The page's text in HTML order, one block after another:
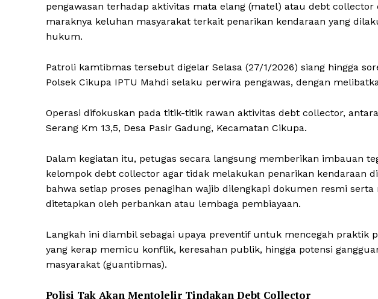
pengawasan terhadap aktivitas mata elang (matel) atau debt
maraknya keluhan masyarakat terkait penarikan kendaraan yang
hukum.
Patroli kamtibmas tersebut digelar Selasa (27/1/2026) siang hingga
Polsek Cikupa IPTU Mahdi selaku perwira pengawas, dengan
Operasi difokuskan pada titik-titik rawan aktivitas debt collector,
Serang Km 13,5, Desa Pasir Gadung, Kecamatan Cikupa.
Dalam kegiatan itu, petugas secara langsung memberikan imbauan
kelompok debt collector agar tidak melakukan penarikan kendaraan
bahwa setiap proses penagihan wajib dilengkapi dokumen resmi
ditetapkan oleh perbankan atau lembaga pembiayaan.
Langkah ini diambil sebagai upaya preventif untuk mencegah praktik
yang kerap memicu konflik, keresahan publik, hingga potensi
masyarakat (guantibmas).
Polisi Tak Akan Mentolelir Tindakan Debt Collector